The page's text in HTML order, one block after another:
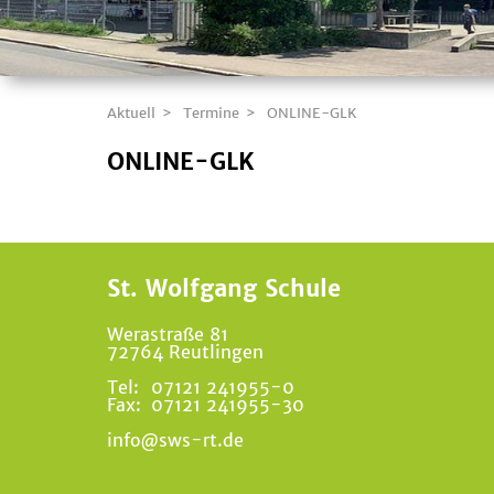
Aktuell Termine ONLINE-GLK
ONLINE-GLK
St. Wolfgang Schule
Werastraße 81
72764 Reutlingen
Tel:
07121 241955-0
Fax: 07121 241955-30
info@sws-rt.de